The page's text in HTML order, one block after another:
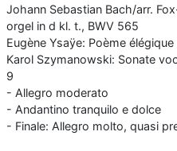
Johann Sebastian Bach/arr.
orgel in d kl. t., BWV 565
Eugène Ysaÿe: Poème
Karol Szymanowski: Sonate
9
- Allegro moderato
- Andantino tranquilo e dolce
- Finale: Allegro molto, quasi